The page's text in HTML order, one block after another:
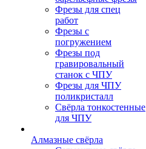
Фрезы для спец
работ
Фрезы с
погружением
Фрезы под
гравировальный
станок с ЧПУ
Фрезы для ЧПУ
поликристалл
Свёрла тонкостенные
для ЧПУ
Алмазные свёрла